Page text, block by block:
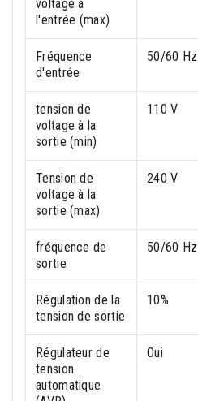
voltage à
l'entrée (max)
Fréquence
d'entrée
50/60 Hz
tension de
voltage à la
sortie (min)
110 V
Tension de
voltage à la
sortie (max)
240 V
fréquence de
sortie
50/60 Hz
Régulation de la
tension de sortie
10%
Régulateur de
tension
automatique
Oui